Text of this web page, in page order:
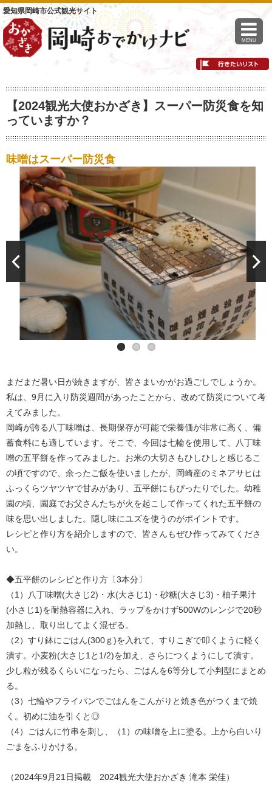
愛知県岡崎市公式観光サイト
MENU
【2024観光大使おかざき】スーパー防災食を知
っていますか？
味噌はスーパー防災食
まだまだ暑い日が続きますが、皆さまいかがお過ごしでしょうか。
私は、9月に入り防災週間があったことから、改めて防災について考
えてみました。
岡崎が誇る八丁味噌は、長期保存が可能で栄養価が非常に高く、備
蓄食料にも適しています。そこで、今回は七輪を使用して、八丁味
噌の五平餅を作ってみました。お米の大切さもひしひしと感じるこ
の頃ですので、余ったご飯を使いましたが、岡崎産のミネアサヒは
ふっくらツヤツヤで甘みがあり、五平餅にもぴったりでした。幼稚
園の頃、園庭でお父さんたちが火を起こして作ってくれた五平餅の
味を思い出しました。隠し味にユズを使うのがポイントです。
レシピと作り方を紹介しますので、皆さんもぜひ作ってみてくださ
い。
◆五平餅のレシピと作り方〔3本分〕
（1）八丁味噌(大さじ2)・水(大さじ1)・砂糖(大さじ3)・柚子果汁
(小さじ1)を耐熱容器に入れ、ラップをかけず500Wのレンジで20秒
加熱し、取り出してよく混ぜる。
（2）すり鉢にごはん(300ｇ)を入れて、すりこぎで叩くように軽く
潰す。小麦粉(大さじ1と1/2)を加え、さらにつくようにして潰す。
少し粒が残るくらいになったら、ごはんを6等分して小判型にまとめ
る。
（3）七輪やフライパンでごはんをこんがりと焼き色がつくまで焼
く。初めに油を引くと◎
（4）ごはんに竹串を刺し、（1）の味噌を上に塗る。上から白いり
ごまをふりかける。
（2024年9月21日掲載 2024観光大使おかざき 滝本 栄佳）